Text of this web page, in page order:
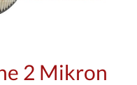
2 Mikron